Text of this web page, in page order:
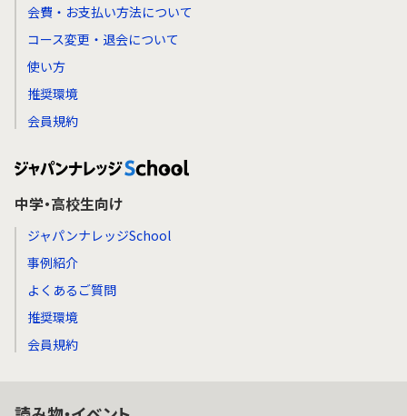
会費・お支払い方法について
コース変更・退会について
使い方
推奨環境
会員規約
中学・高校生向け
ジャパンナレッジSchool
事例紹介
よくあるご質問
推奨環境
会員規約